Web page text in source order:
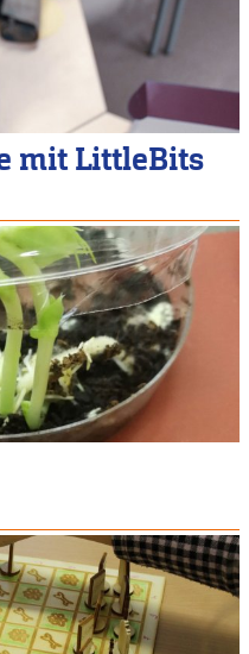
mit LittleBits